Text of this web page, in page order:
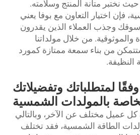
نختبر متانة المنتج وسلامته.
فإن اختيار التعاون مع بوفا يعني
سوقك وجذب العملاء الذين يقدرون
من خلال مولداتنا
من بناء سمعة ممتازة كمورد
النظيفة.
لمتطلباتك وتفضيلاتك
بالمولدات الشمسية
عميل مختلف عن الآخر، وبالتالي
الطاقة الشمسية، فقد تختلف